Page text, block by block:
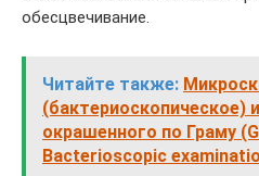
обесцвечивание.
Читайте также:
(бактериоскопическое)
окрашенного по Граму
Bacterioscopic